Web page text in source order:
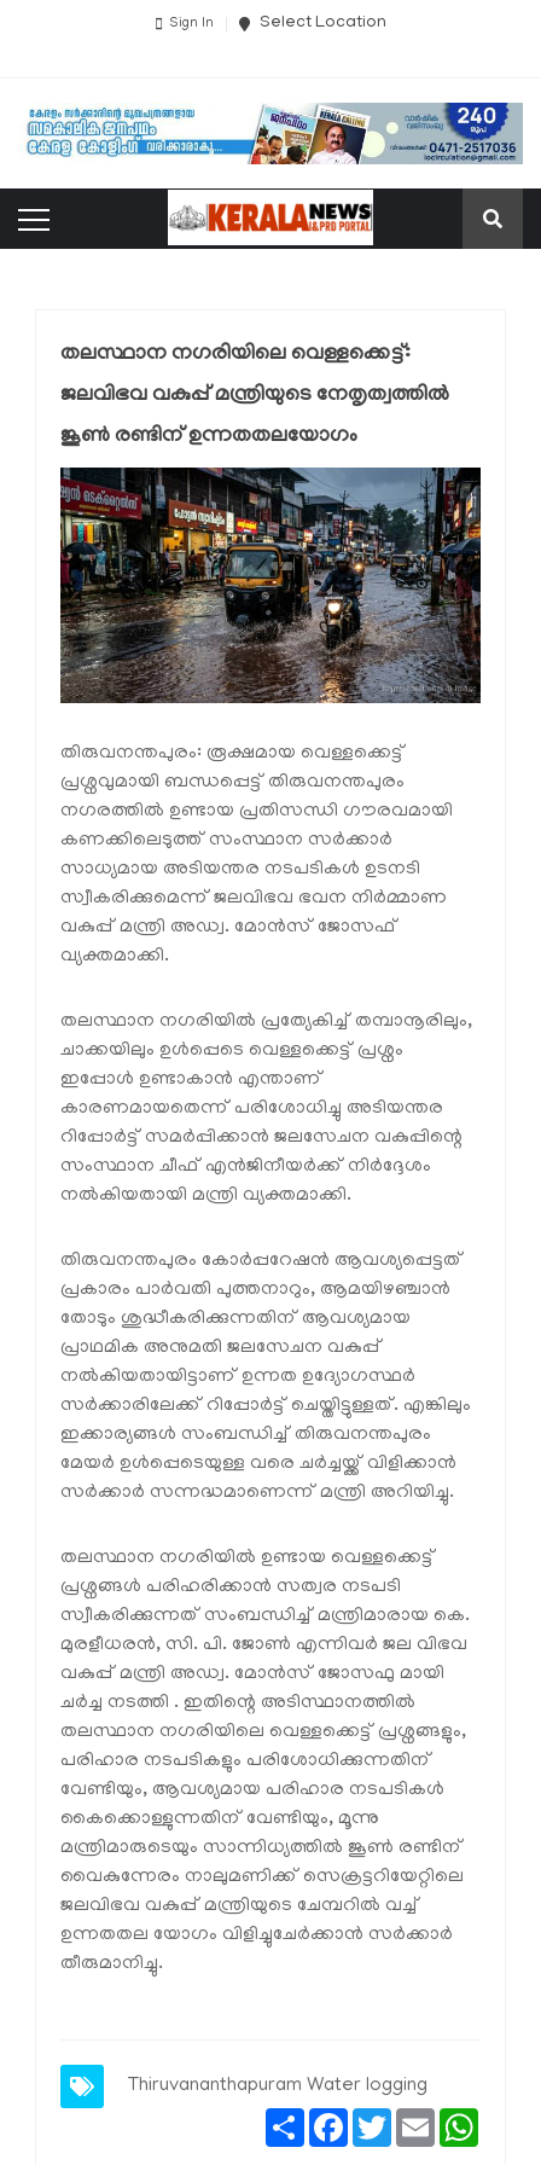
Sign In Select Location
തലസ്ഥാന നഗരിയിലെ വെള്ളക്കെട്ട്:
ജലവിഭവ വകുപ്പ് മന്ത്രിയുടെ നേതൃത്വത്തിൽ
ജൂൺ രണ്ടിന് ഉന്നതതലയോഗം
തിരുവനന്തപുരം: രൂക്ഷമായ വെള്ളക്കെട്ട്
പ്രശ്നവുമായി ബന്ധപ്പെട്ട് തിരുവനന്തപുരം
നഗരത്തിൽ ഉണ്ടായ പ്രതിസന്ധി ഗൗരവമായി
കണക്കിലെടുത്ത് സംസ്ഥാന സർക്കാർ
സാധ്യമായ അടിയന്തര നടപടികൾ ഉടനടി
സ്വീകരിക്കുമെന്ന് ജലവിഭവ ഭവന നിർമ്മാണ
വകുപ്പ് മന്ത്രി അഡ്വ. മോൻസ് ജോസഫ്
വ്യക്തമാക്കി.
തലസ്ഥാന നഗരിയിൽ പ്രത്യേകിച്ച് തമ്പാനൂരിലും,
ചാക്കയിലും ഉൾപ്പെടെ വെള്ളക്കെട്ട് പ്രശ്നം
ഇപ്പോൾ ഉണ്ടാകാൻ എന്താണ്
കാരണമായതെന്ന് പരിശോധിച്ചു അടിയന്തര
റിപ്പോർട്ട് സമർപ്പിക്കാൻ ജലസേചന വകുപ്പിന്റെ
സംസ്ഥാന ചീഫ് എൻജിനീയർക്ക് നിർദ്ദേശം
നൽകിയതായി മന്ത്രി വ്യക്തമാക്കി.
തിരുവനന്തപുരം കോർപ്പറേഷൻ ആവശ്യപ്പെട്ടത്
പ്രകാരം പാർവതി പുത്തനാറും, ആമയിഴഞ്ചാൻ
തോടും ശുദ്ധീകരിക്കുന്നതിന് ആവശ്യമായ
പ്രാഥമിക അനുമതി ജലസേചന വകുപ്പ്
നൽകിയതായിട്ടാണ് ഉന്നത ഉദ്യോഗസ്ഥർ
സർക്കാരിലേക്ക് റിപ്പോർട്ട് ചെയ്തിട്ടുള്ളത്. എങ്കിലും
ഇക്കാര്യങ്ങൾ സംബന്ധിച്ച് തിരുവനന്തപുരം
മേയർ ഉൾപ്പെടെയുള്ള വരെ ചർച്ചയ്ക്ക് വിളിക്കാൻ
സർക്കാർ സന്നദ്ധമാണെന്ന് മന്ത്രി അറിയിച്ചു.
തലസ്ഥാന നഗരിയിൽ ഉണ്ടായ വെള്ളക്കെട്ട്
പ്രശ്നങ്ങൾ പരിഹരിക്കാൻ സത്വര നടപടി
സ്വീകരിക്കുന്നത് സംബന്ധിച്ച് മന്ത്രിമാരായ കെ.
മുരളീധരൻ, സി. പി. ജോൺ എന്നിവർ ജല വിഭവ
വകുപ്പ് മന്ത്രി അഡ്വ. മോൻസ് ജോസഫു മായി
ചർച്ച നടത്തി . ഇതിന്റെ അടിസ്ഥാനത്തിൽ
തലസ്ഥാന നഗരിയിലെ വെള്ളക്കെട്ട് പ്രശ്നങ്ങളും,
പരിഹാര നടപടികളും പരിശോധിക്കുന്നതിന്
വേണ്ടിയും, ആവശ്യമായ പരിഹാര നടപടികൾ
കൈക്കൊള്ളുന്നതിന് വേണ്ടിയും, മൂന്നു
മന്ത്രിമാരുടെയും സാന്നിധ്യത്തിൽ ജൂൺ രണ്ടിന്
വൈകുന്നേരം നാലുമണിക്ക് സെക്രട്ടറിയേറ്റിലെ
ജലവിഭവ വകുപ്പ് മന്ത്രിയുടെ ചേമ്പറിൽ വച്ച്
ഉന്നതതല യോഗം വിളിച്ചുചേർക്കാൻ സർക്കാർ
തീരുമാനിച്ചു.
Thiruvananthapuram Water logging
ShareFacebook
TwitterEmail